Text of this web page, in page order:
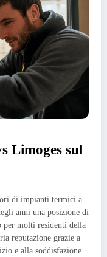
Limoges sul
di impianti termici a
anni una posizione di
molti residenti della
reputazione grazie a
e alla soddisfazione